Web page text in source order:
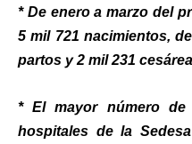
* De enero a marzo del
5 mil 721 nacimientos,
partos y 2 mil 231
* El mayor número
hospitales de la